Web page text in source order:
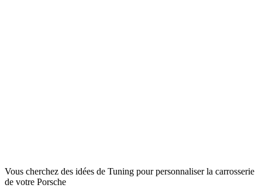
Vous cherchez des idées de Tuning pour personnaliser la carrosserie
de votre Porsche